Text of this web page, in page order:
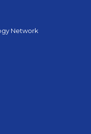
Network